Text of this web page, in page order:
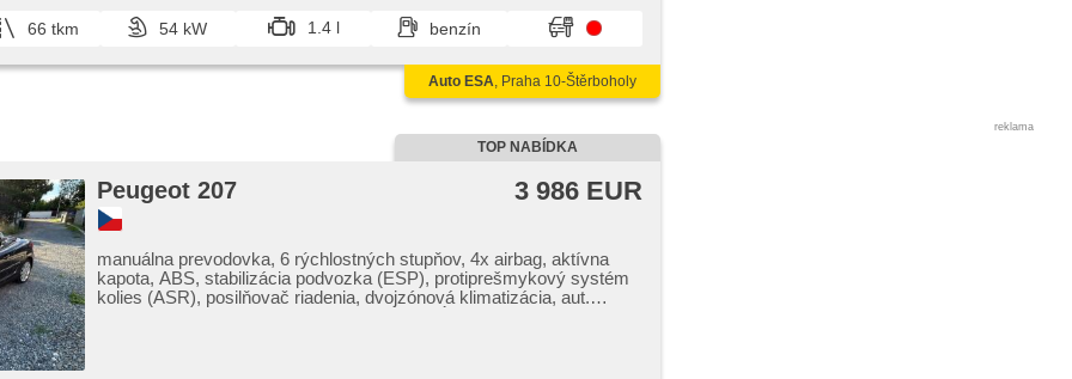
66 tkm 54 kW 1.4 l benzín
Auto ESA, Praha 10-Štěrboholy
TOP NABÍDKA
Peugeot 207 3 986 EUR
manuálna prevodovka, 6 rýchlostných stupňov, 4x airbag, aktívna
kapota, ABS, stabilizácia podvozka (ESP), protiprešmykový systém
kolies (ASR), posilňovač riadenia, dvojzónová klimatizácia, aut.
reklama